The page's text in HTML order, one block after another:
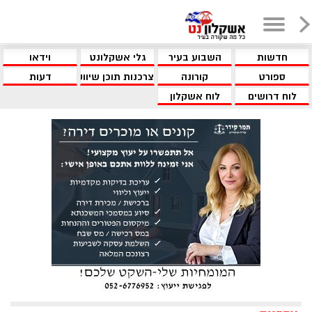
חדשות השבוע בעיר גלי אשקלונט
וידאו
ספורט
קורונה צרכנות תוכן שיווקי
דעות
לוח דרושים
לוח אשקלון